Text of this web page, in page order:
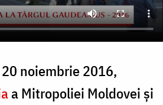
noiembrie 2016,
a Mitropoliei Moldovei și